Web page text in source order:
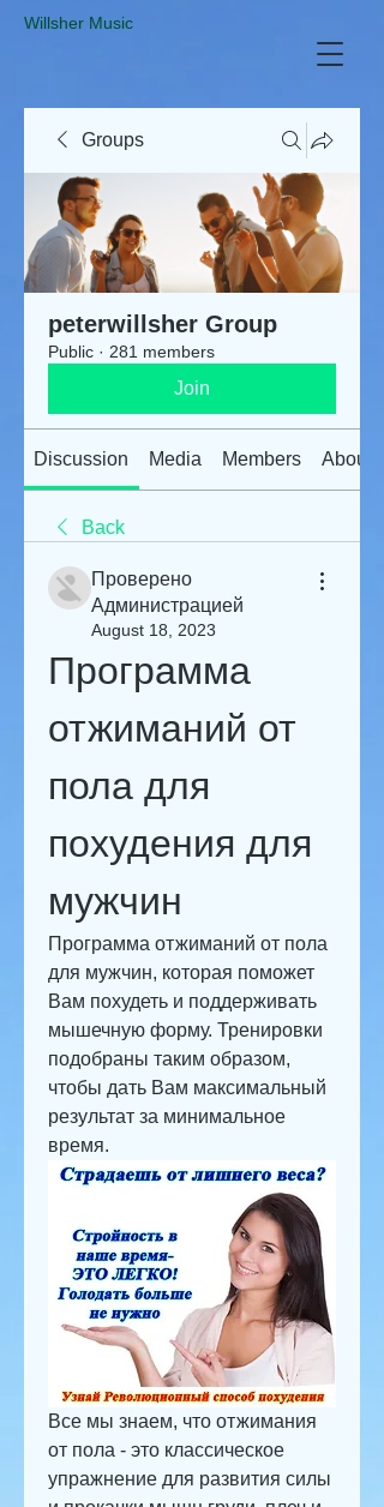
​Willsher Music
Groups
peterwillsher Group
Public · 281 members
Join
Discussion Media Members About
Back
Проверено
Администрацией
August 18, 2023
Программа
отжиманий от
пола для
похудения для
мужчин
Программа отжиманий от пола
для мужчин, которая поможет
Вам похудеть и поддерживать
мышечную форму. Тренировки
подобраны таким образом,
чтобы дать Вам максимальный
результат за минимальное
время.
Все мы знаем, что отжимания
от пола - это классическое
упражнение для развития силы